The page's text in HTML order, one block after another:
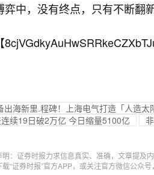
弈中，没有终点，只有不断翻
出海新里.程碑！上海电气打造「人造
续19日破2万亿 今日缩量5100亿
明：证券时报力求信息真实、准确，文章提及
载“证券时报”官方APP，或关注官方微信公众